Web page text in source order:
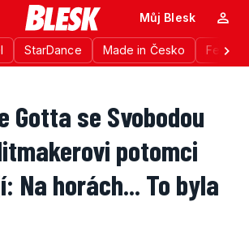
StarDance Made in Česko
Můj Blesk
Gotta se Svobodou
potomci
Na horách... To byla